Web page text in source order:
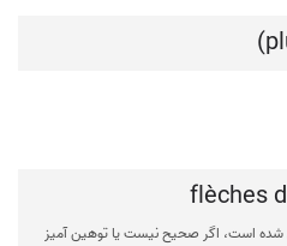
شده است، اگر صحیح نیست یا توهین آمیز